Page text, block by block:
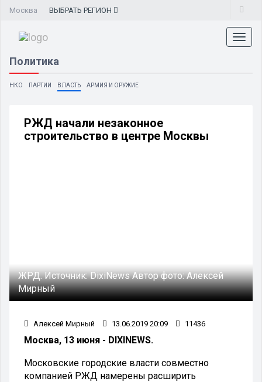
Москва ВЫБРАТЬ РЕГИОН
Политика
НКО ПАРТИИ ВЛАСТЬ АРМИЯ И ОРУЖИЕ
РЖД начали незаконное
строительство в центре Москвы
ЖРД.Источник:DixiNewsАвтор фото:Алексей
Мирный
Алексей Мирный 13.06.2019 20:09 11436
Москва, 13 июня - DIXINEWS.
Московские городские власти совместно
компанией РЖД намерены расширить